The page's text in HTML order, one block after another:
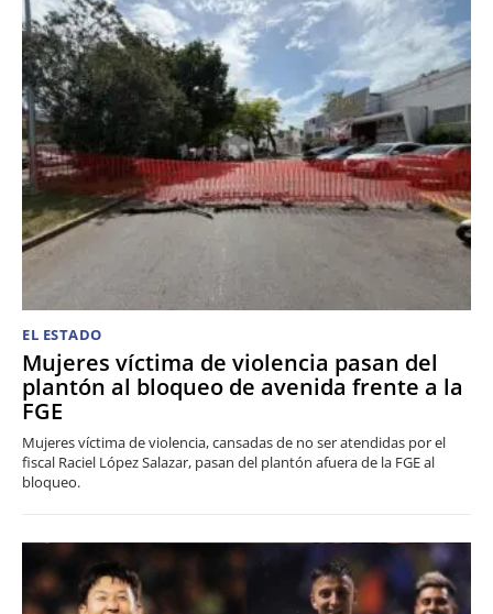
EL ESTADO
Mujeres víctima de violencia pasan del
plantón al bloqueo de avenida frente a la
FGE
Mujeres víctima de violencia, cansadas de no ser atendidas por el
fiscal Raciel López Salazar, pasan del plantón afuera de la FGE al
bloqueo.